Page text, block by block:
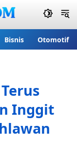
Bisnis Otomotif
Inggit